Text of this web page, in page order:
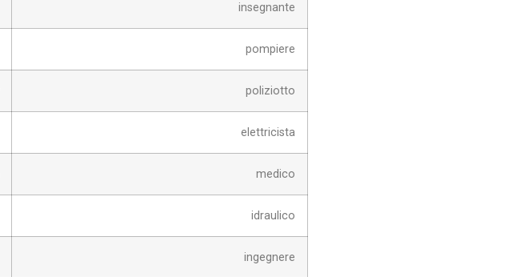
insegnante
pompiere
poliziotto
elettricista
medico
idraulico
ingegnere